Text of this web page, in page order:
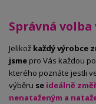
Správná
Jelikož každý výrobce
jsme pro Vás každou
kterého poznáte jestli
výběru se ideálně
nenataženým a